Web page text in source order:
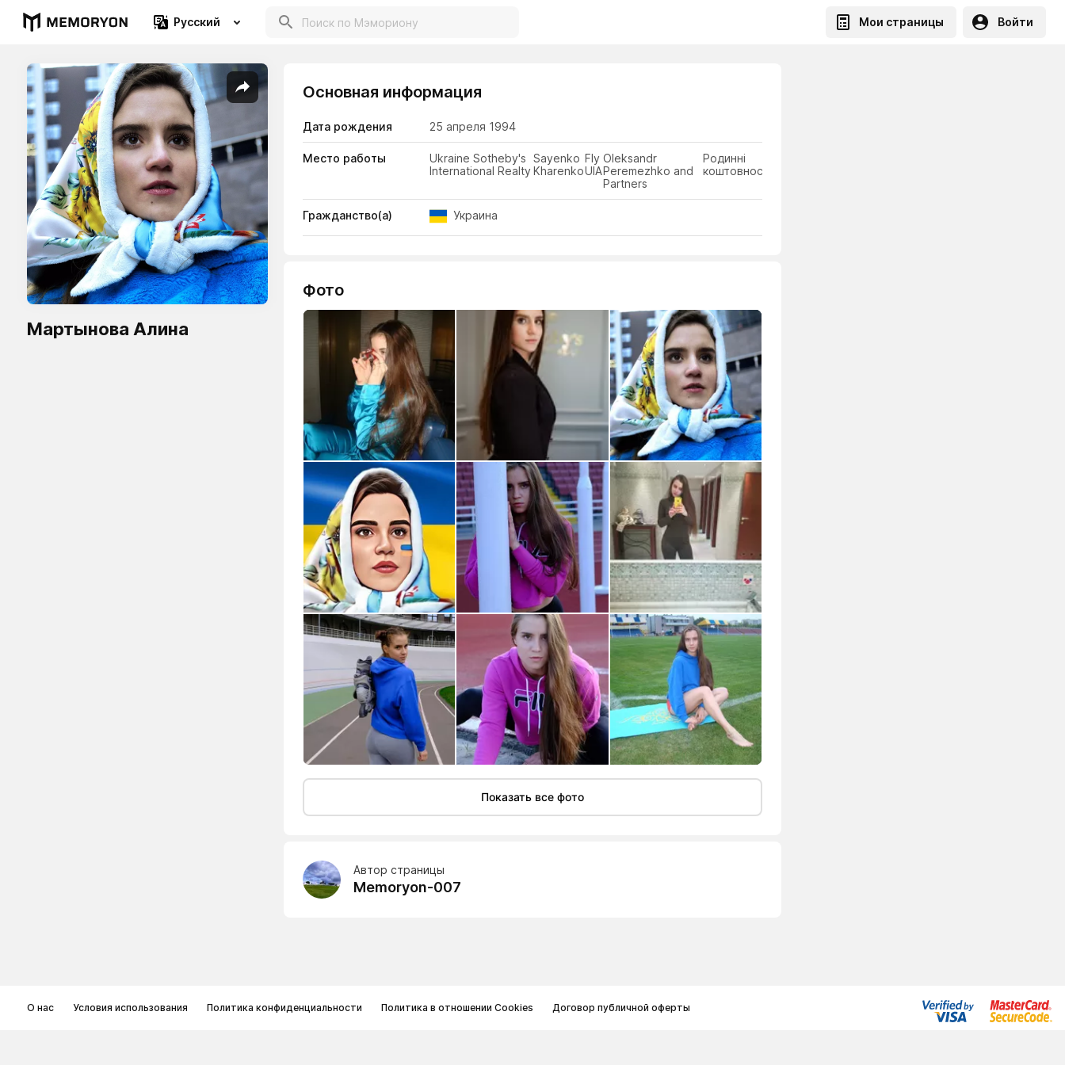
Русский Мои страницы Войти
Мартынова Алина
Основная информация
Дата рождения 25 апреля 1994
Место работы
Ukraine Sotheby's
International Realty
Sayenko
Kharenko
Fly
UIA
Oleksandr
Peremezhko and
Partners
Родинні
коштовності
Гражданство(а) Украина
Фото
Показать все фото
Автор страницы
Memoryon-007
О нас Условия использования Политика конфиденциальности Политика в отношении Cookies Договор публичной оферты